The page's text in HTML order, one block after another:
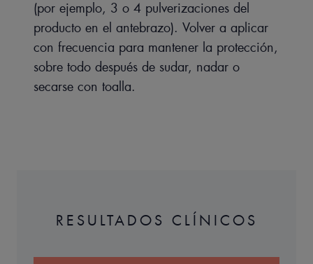
Beneficios
PROTECCIÓN SOLAR: filtros fotoestables UVB-UVA que
combaten los efectos nocivos de la radiación solar.
TRIPLE RESISTENCIA: muy resistente al agua y resistente a
la arena y el sudor, protege la piel de los efectos nocivos
del sol incluso al nadar.
(por ejemplo, 3 o 4 pulverizaciones del
producto en el antebrazo). Volver a aplicar
con frecuencia para mantener la protección,
sobre todo después de sudar, nadar o
secarse con toalla.
RESULTADOS CLÍNICOS